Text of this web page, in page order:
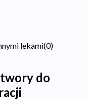
lekami(0)
do